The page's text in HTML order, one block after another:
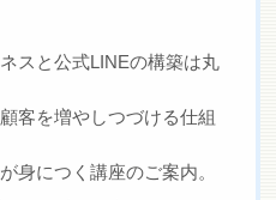
スと公式LINEの構築は丸
客を増やしつづける仕組
身につく講座のご案内。